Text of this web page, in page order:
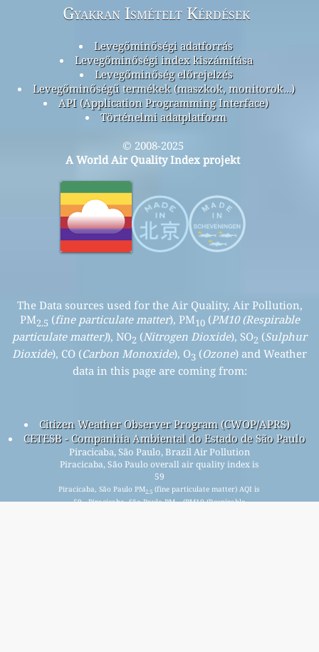
Gyakran Ismételt Kérdések
Levegőminőségi adatforrás
Levegőminőségi index kiszámítása
Levegőminőség előrejelzés
Levegőminőségű termékek (maszkok, monitorok…)
API (Application Programming Interface)
Történelmi adatplatform
© 2008-2025
A World Air Quality Index projekt
The Data sources used for the Air Quality, Air Pollution,
PM2.5 (fine particulate matter), PM10(PM10 (Respirable
particulate matter)), NO2 (Nitrogen Dioxide), SO2 (Sulphur
Dioxide), CO (Carbon Monoxide), O3 (Ozone) and Weather
data in this page are coming from:
Citizen Weather Observer Program (CWOP/APRS)
CETESB - Companhia Ambiental do Estado de São Paulo
Piracicaba, São Paulo, Brazil Air Pollution
Piracicaba, São Paulo overall air quality index is
59
Piracicaba, São Paulo PM2.5 (fine particulate matter) AQI is
59 - Piracicaba, São Paulo PM (PM10 (Respirable